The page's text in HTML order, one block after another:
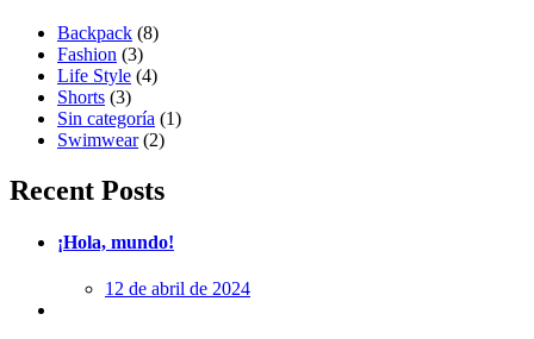
Backpack (8)
Fashion (3)
Life Style (4)
Shorts (3)
Sin categoría (1)
Swimwear(2)
Recent Posts
¡Hola, mundo!
Posted
12 de abril de 2024